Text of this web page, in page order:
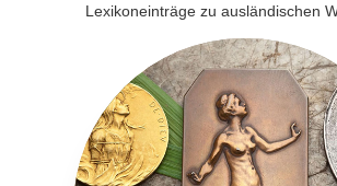
Lexikoneinträge zu ausländischen